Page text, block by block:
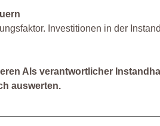
Investitionen in der
Als verantwortlicher
auswerten.